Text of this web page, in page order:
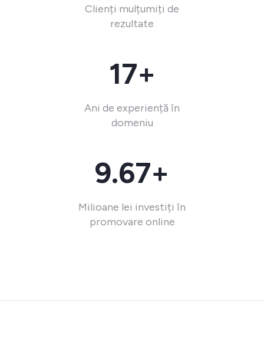
Clienți mulțumiți de
rezultate
17+
Ani de experiență în
domeniu
9.67+
Milioane lei investiți în
promovare online